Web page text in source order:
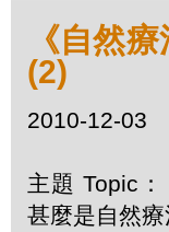
《自然
(2)
2010-12-03
主題 Topic
甚麼是自然